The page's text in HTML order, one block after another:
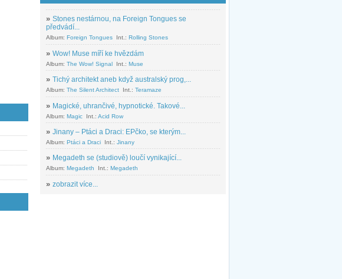
» Stones nestárnou, na Foreign Tongues se
předvádí...
Album: Foreign Tongues Int.: Rolling Stones
» Wow! Muse míří ke hvězdám
Album: The Wow! Signal Int.: Muse
» Tichý architekt aneb když australský prog,...
Album: The Silent Architect Int.: Teramaze
» Magické, uhrančivé, hypnotické. Takové...
Album: Magic Int.: Acid Row
» Jinany – Ptáci a Draci: EPčko, se kterým...
Album: Ptáci a Draci Int.: Jinany
» Megadeth se (studiově) loučí vynikající...
Album: Megadeth Int.: Megadeth
» zobrazit více...